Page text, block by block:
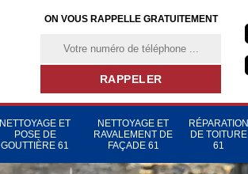
ON VOUS RAPPELLE GRATUITEMENT
NETTOYAGE ET
POSE DE
GOUTTIÈRE 61
NETTOYAGE ET
RAVALEMENT DE
FAÇADE 61
RÉPARATION
DE TOITURE
61